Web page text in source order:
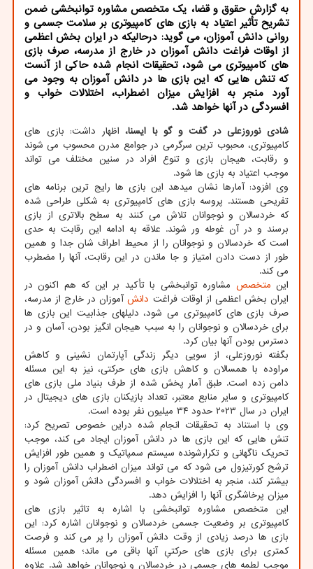
به گزارش حقوق و قضا، یک متخصص مشاوره توانبخشی ضمن
تشریح تأثیر اعتیاد به بازی های کامپیوتری بر سلامت جسمی و
روانی دانش آموزان، می گوید: درحالیکه در ایران بخش اعظمی
از اوقات فراغت دانش آموزان در خارج از مدرسه، صرف بازی
های کامپیوتری می شود، تحقیقات انجام شده حاکی از آنست
که تنش هایی که این بازی ها در دانش آموزان به وجود می
آورد منجر به افزایش میزان اضطراب، اختلالات خواب و
افسردگی در آنها خواهد شد.
شادی نوروزعلی در گفت و گو با ایسنا، اظهار داشت: بازی های
کامپیوتری، محبوب ترین سرگرمی در جوامع مدرن محسوب می شوند
و رقابت، هیجان بازی و تنوع افراد در سنین مختلف می تواند
موجب اعتیاد به بازی ها شود.
وی افزود: آمارها نشان میدهد این بازی ها رایج ترین برنامه های
تفریحی هستند. پروسه بازی های کامپیوتری به شکلی طراحی شده
که خردسالان و نوجوانان تلاش می کنند به سطح بالاتری از بازی
برسند و در آن غوطه ور شوند. علاقه به ادامه این رقابت به حدی
است که خردسالان و نوجوانان را از محیط اطراف شان جدا و همین
طور از دست دادن امتیاز و جا ماندن در این رقابت، آنها را مضطرب
می کند.
این متخصص مشاوره توانبخشی با تأکید بر این که هم اکنون در
ایران بخش اعظمی از اوقات فراغت دانشآموزان در خارج از مدرسه،
صرف بازی های کامپیوتری می شود، دلیلهای جذابیت این بازی ها
برای خردسالان و نوجوانان را به سبب هیجان انگیز بودن، آسان و در
دسترس بودن آنها بیان کرد.
بگفته نوروزعلی، از سویی دیگر زندگی آپارتمان نشینی و کاهش
مراوده با همسالان و کاهش بازی های حرکتی، نیز به این مسئله
دامن زده است. طبق آمار پخش شده از طرف بنیاد ملی بازی های
کامپیوتری و سایر منابع معتبر، تعداد بازیکنان بازی های دیجیتال در
ایران در سال ۲۰۲۳ حدود ۳۴ میلیون نفر بوده است.
وی با استناد به تحقیقات انجام شده دراین خصوص تصریح کرد:
تنش هایی که این بازی ها در دانش آموزان ایجاد می کند، موجب
تحریک ناگهانی و تکرارشونده سیستم سمپاتیک و همین طور افزایش
ترشح کورتیزول می شود که می تواند میزان اضطراب دانش آموزان را
بیشتر کند، منجر به اختلالات خواب و افسردگی دانش آموزان شود و
میزان پرخاشگری آنها را افزایش دهد.
این متخصص مشاوره توانبخشی با اشاره به تاثیر بازی های
کامپیوتری بر وضعیت جسمی خردسالان و نوجوانان اشاره کرد: این
بازی ها درصد زیادی از وقت دانش آموزان را پر می کند و فرصت
کمتری برای بازی های حرکتیِ آنها باقی می ماند؛ همین مسئله
موجب لطمه های جسمی در خردسالان و نوجوانان خواهد شد. علاوه